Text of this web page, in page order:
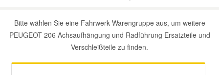
Bitte wählen Sie eine Fahrwerk Warengruppe aus, um weitere
PEUGEOT 206 Achsaufhängung und Radführung Ersatzteile und
Verschleißteile zu finden.
Mini Ersatzteile